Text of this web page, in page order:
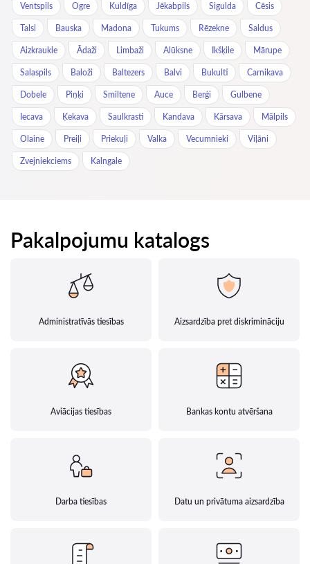
Ventspils Ogre Kuldīga Jēkabpils Sigulda Cēsis
Talsi Bauska Madona Tukums Rēzekne Saldus
Aizkraukle Ādaži Limbaži Alūksne Ikšķile Mārupe
Salaspils Baloži Baltezers Balvi Bukulti Carnikava
Dobele Piņķi Smiltene Auce Berģi Gulbene
Iecava Ķekava Saulkrasti Kandava Kārsava Mālpils
Olaine Preiļi Priekuļi Valka Vecumnieki Viļāni
Zvejniekciems Kalngale
Pakalpojumu katalogs
Administratīvās tiesības Aizsardzība pret diskrimināciju
Aviācijas tiesības Bankas kontu atvēršana
Darba tiesības Datu un privātuma aizsardzība